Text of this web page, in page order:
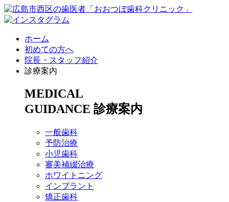
ホーム
初めての方へ
院長・スタッフ紹介
診療案内
MEDICAL
GUIDANCE 診療案内
一般歯科
予防治療
小児歯科
審美補綴治療
ホワイトニング
インプラント
矯正歯科